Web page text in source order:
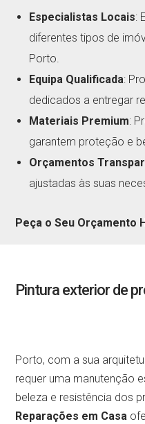
Especialistas Locais:
diferentes tipos de
Porto.
Equipa Qualificada:
dedicados a entregar
Materiais Premium:
garantem proteção e
Orçamentos
ajustadas às suas
Peça o Seu Orçamento
Pintura exterior de
Porto, com a sua
requer uma manutenção
beleza e resistência dos
Reparações em Casa